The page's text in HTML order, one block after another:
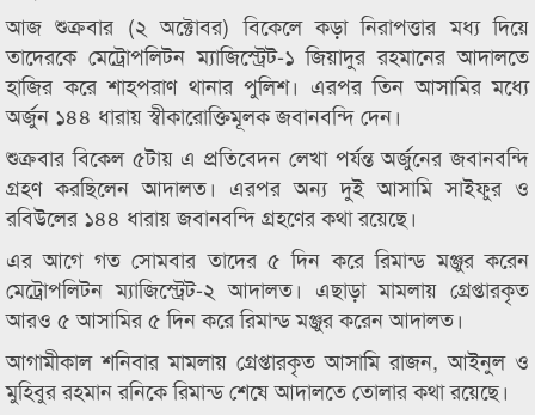
আজ শুক্রবার (২ অক্টোবর) বিকেলে কড়া নিরাপত্তার মধ্য দিয়ে
তাদেরকে মেট্রোপলিটন ম্যাজিস্ট্রেট-১ জিয়াদুর রহমানের আদালতে
হাজির করে শাহপরাণ থানার পুলিশ। এরপর তিন আসামির মধ্যে
অর্জুন ১৪৪ ধারায় স্বীকারোক্তিমূলক জবানবন্দি দেন।
শুক্রবার বিকেল ৫টায় এ প্রতিবেদন লেখা পর্যন্ত অর্জুনের জবানবন্দি
গ্রহণ করছিলেন আদালত। এরপর অন্য দুই আসামি সাইফুর ও
রবিউলের ১৪৪ ধারায় জবানবন্দি গ্রহণের কথা রয়েছে।
এর আগে গত সোমবার তাদের ৫ দিন করে রিমান্ড মঞ্জুর করেন
মেট্রোপলিটন ম্যাজিস্ট্রেট-২ আদালত। এছাড়া মামলায় গ্রেপ্তারকৃত
আরও ৫ আসামির ৫ দিন করে রিমান্ড মঞ্জুর করেন আদালত।
আগামীকাল শনিবার মামলায় গ্রেপ্তারকৃত আসামি রাজন, আইনুল ও
মুহিবুর রহমান রনিকে রিমান্ড শেষে আদালতে তোলার কথা রয়েছে।